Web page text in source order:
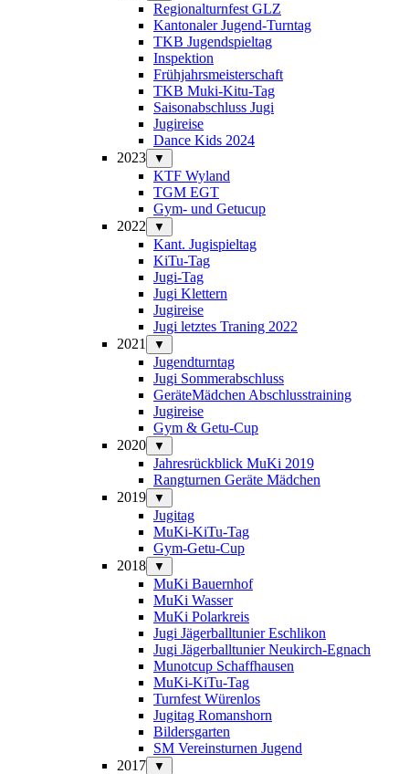
Regionalturnfest GLZ
Kantonaler Jugend-Turntag
TKB Jugendspieltag
Inspektion
Frühjahrsmeisterschaft
TKB Muki-Kitu-Tag
Saisonabschluss Jugi
Jugireise
Dance Kids 2024
2023
▼
KTF Wyland
TGM EGT
Gym- und Getucup
2022
▼
Kant. Jugispieltag
KiTu-Tag
Jugi-Tag
Jugi Klettern
Jugireise
Jugi letztes Traning 2022
2021
▼
Jugendturntag
Jugi Sommerabschluss
GeräteMädchen Abschlusstraining
Jugireise
Gym & Getu-Cup
2020
▼
Jahresrückblick MuKi 2019
Rangturnen Geräte Mädchen
2019
▼
Jugitag
MuKi-KiTu-Tag
Gym-Getu-Cup
2018
▼
MuKi Bauernhof
MuKi Wasser
MuKi Polarkreis
Jugi Jägerballtunier Eschlikon
Jugi Jägerballtunier Neukirch-Egnach
Munotcup Schaffhausen
MuKi-KiTu-Tag
Turnfest Würenlos
Jugitag Romanshorn
Bildersgarten
SM Vereinsturnen Jugend
2017
▼